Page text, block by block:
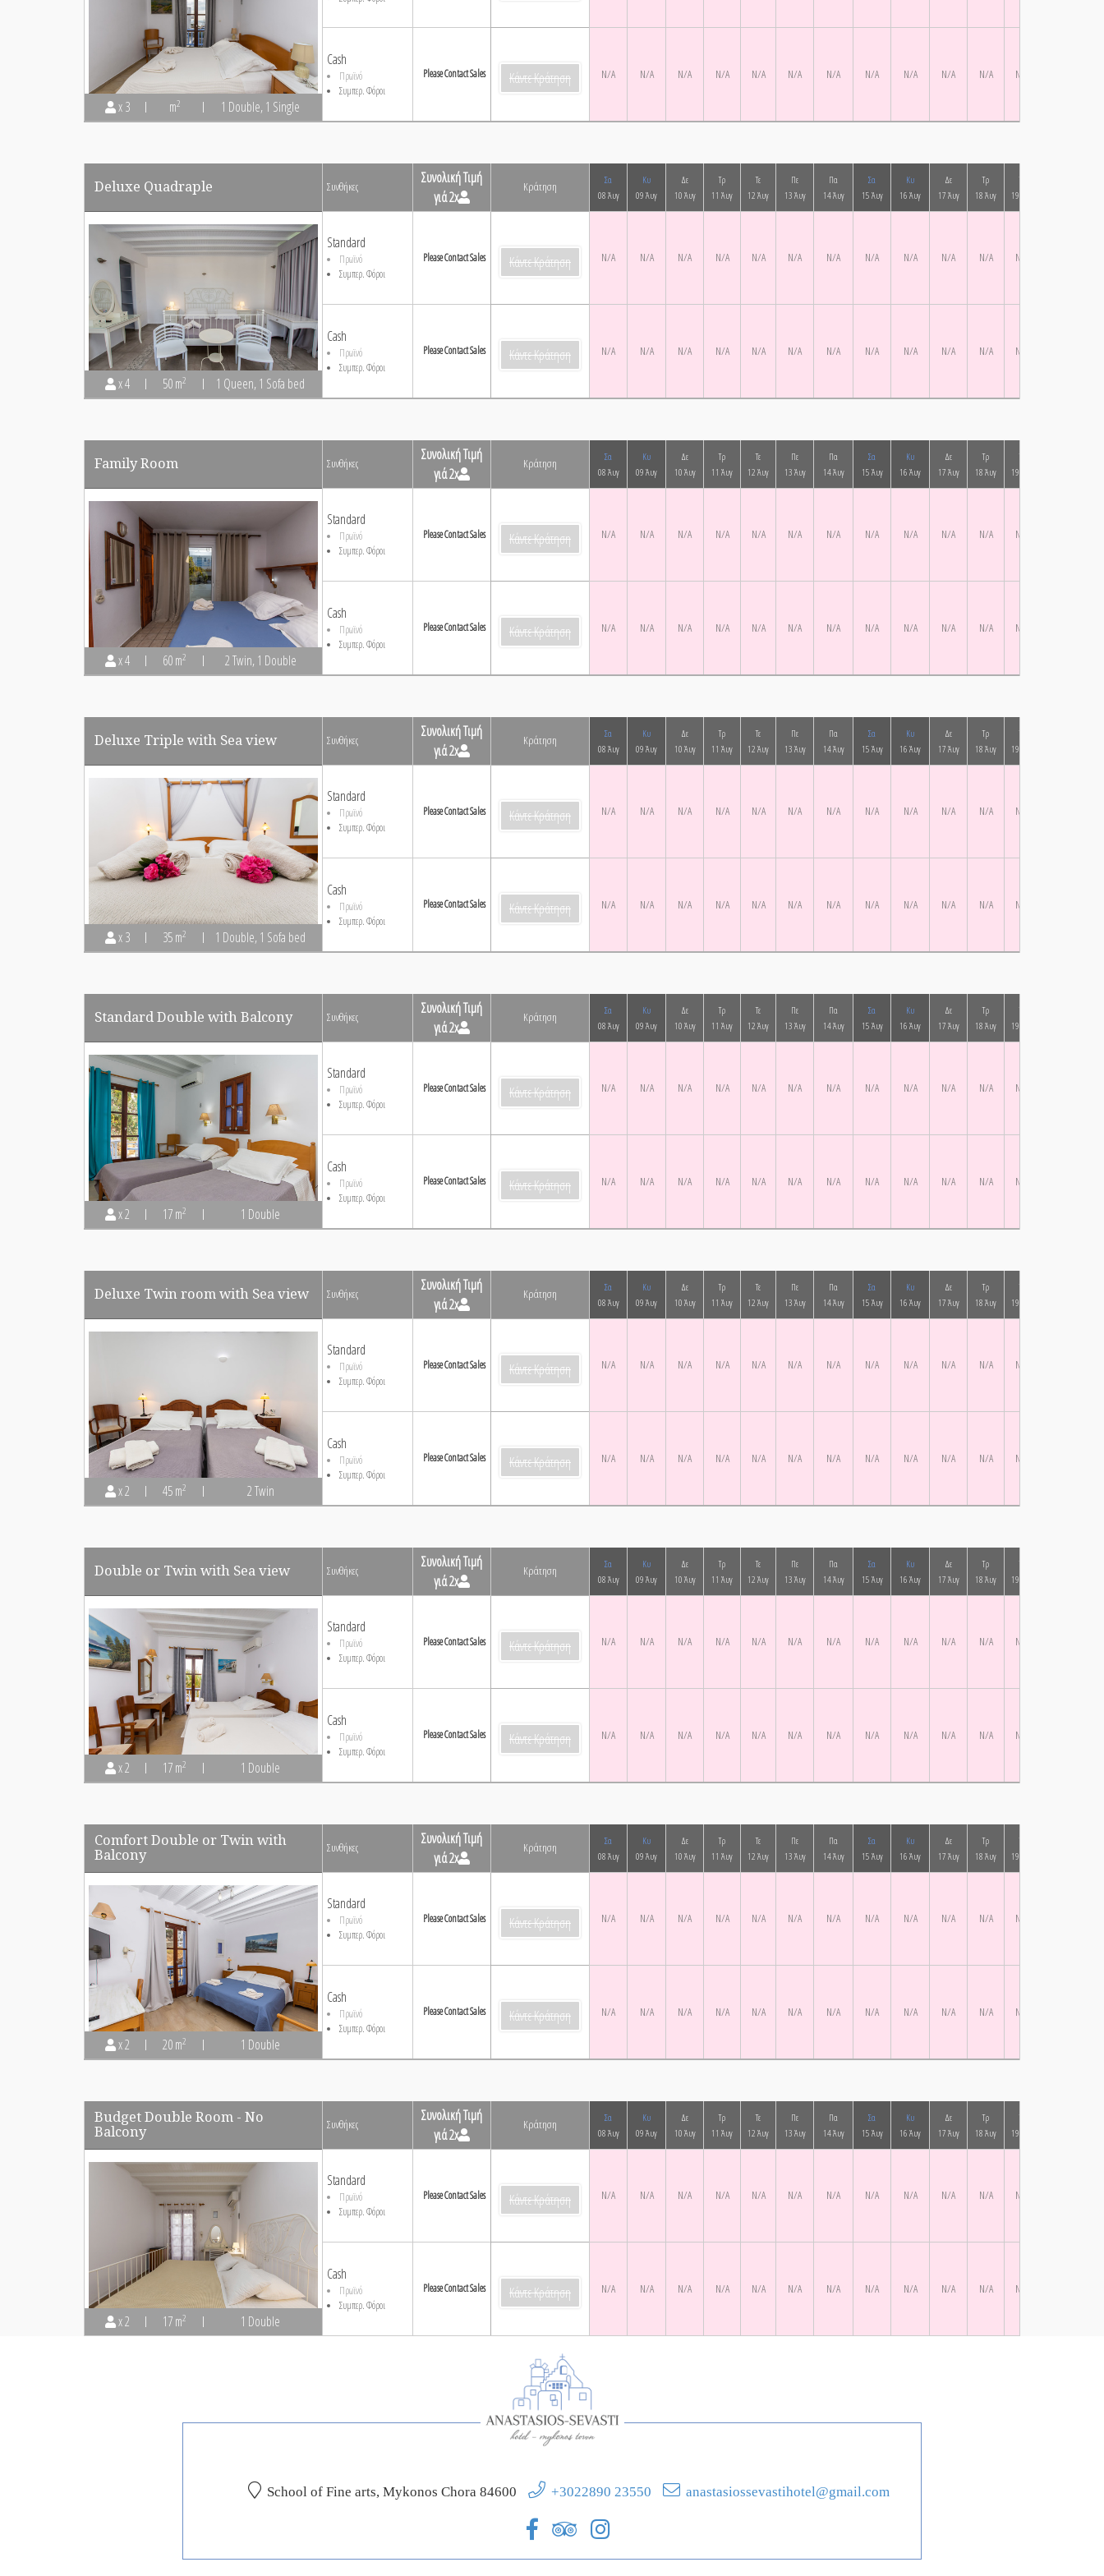
x 3 m2 1 Double, 1 Single
Cash
Πρωϊνό
Συμπερ. Φόροι
Please Contact Sales Κάντε Κράτηση N/A N/A N/A N/A N/A N/A N/A N/A N/A N/A N/A N/A
Deluxe Quadraple Συνθήκες
Συνολική Τιμή
γιά 2x
Κράτηση
Σα
08 Άυγ
Κυ
09 Άυγ
Δε
10 Άυγ
Τρ
11 Άυγ
Τε
12 Άυγ
Πε
13 Άυγ
Πα
14 Άυγ
Σα
15 Άυγ
Κυ
16 Άυγ
Δε
17 Άυγ
Τρ
18 Άυγ
19 Άυγ
x 4 50 m2 1 Queen, 1 Sofa bed
Standard
Πρωϊνό
Συμπερ. Φόροι
Please Contact Sales Κάντε Κράτηση N/A N/A N/A N/A N/A N/A N/A N/A N/A N/A N/A N/A
Cash
Πρωϊνό
Συμπερ. Φόροι
Please Contact Sales Κάντε Κράτηση N/A N/A N/A N/A N/A N/A N/A N/A N/A N/A N/A N/A
Family Room Συνθήκες
Συνολική Τιμή
γιά 2x
Κράτηση
Σα
08 Άυγ
Κυ
09 Άυγ
Δε
10 Άυγ
Τρ
11 Άυγ
Τε
12 Άυγ
Πε
13 Άυγ
Πα
14 Άυγ
Σα
15 Άυγ
Κυ
16 Άυγ
Δε
17 Άυγ
Τρ
18 Άυγ
19 Άυγ
x 4 60 m2 2 Twin, 1 Double
Standard
Πρωϊνό
Συμπερ. Φόροι
Please Contact Sales Κάντε Κράτηση N/A N/A N/A N/A N/A N/A N/A N/A N/A N/A N/A N/A
Cash
Πρωϊνό
Συμπερ. Φόροι
Please Contact Sales Κάντε Κράτηση N/A N/A N/A N/A N/A N/A N/A N/A N/A N/A N/A N/A
Deluxe Triple with Sea view Συνθήκες
Συνολική Τιμή
γιά 2x
Κράτηση
Σα
08 Άυγ
Κυ
09 Άυγ
Δε
10 Άυγ
Τρ
11 Άυγ
Τε
12 Άυγ
Πε
13 Άυγ
Πα
14 Άυγ
Σα
15 Άυγ
Κυ
16 Άυγ
Δε
17 Άυγ
Τρ
18 Άυγ
19 Άυγ
x 3 35 m2 1 Double, 1 Sofa bed
Standard
Πρωϊνό
Συμπερ. Φόροι
Please Contact Sales Κάντε Κράτηση N/A N/A N/A N/A N/A N/A N/A N/A N/A N/A N/A N/A
Cash
Πρωϊνό
Συμπερ. Φόροι
Please Contact Sales Κάντε Κράτηση N/A N/A N/A N/A N/A N/A N/A N/A N/A N/A N/A N/A
Standard Double with Balcony Συνθήκες
Συνολική Τιμή
γιά 2x
Κράτηση
Σα
08 Άυγ
Κυ
09 Άυγ
Δε
10 Άυγ
Τρ
11 Άυγ
Τε
12 Άυγ
Πε
13 Άυγ
Πα
14 Άυγ
Σα
15 Άυγ
Κυ
16 Άυγ
Δε
17 Άυγ
Τρ
18 Άυγ
19 Άυγ
x 2 17 m2 1 Double
Standard
Πρωϊνό
Συμπερ. Φόροι
Please Contact Sales Κάντε Κράτηση N/A N/A N/A N/A N/A N/A N/A N/A N/A N/A N/A N/A
Cash
Πρωϊνό
Συμπερ. Φόροι
Please Contact Sales Κάντε Κράτηση N/A N/A N/A N/A N/A N/A N/A N/A N/A N/A N/A N/A
Deluxe Twin room with Sea view Συνθήκες
Συνολική Τιμή
γιά 2x
Κράτηση
Σα
08 Άυγ
Κυ
09 Άυγ
Δε
10 Άυγ
Τρ
11 Άυγ
Τε
12 Άυγ
Πε
13 Άυγ
Πα
14 Άυγ
Σα
15 Άυγ
Κυ
16 Άυγ
Δε
17 Άυγ
Τρ
18 Άυγ
19 Άυγ
x 2 45 m2 2 Twin
Standard
Πρωϊνό
Συμπερ. Φόροι
Please Contact Sales Κάντε Κράτηση N/A N/A N/A N/A N/A N/A N/A N/A N/A N/A N/A N/A
Cash
Πρωϊνό
Συμπερ. Φόροι
Please Contact Sales Κάντε Κράτηση N/A N/A N/A N/A N/A N/A N/A N/A N/A N/A N/A N/A
Double or Twin with Sea view Συνθήκες
Συνολική Τιμή
γιά 2x
Κράτηση
Σα
08 Άυγ
Κυ
09 Άυγ
Δε
10 Άυγ
Τρ
11 Άυγ
Τε
12 Άυγ
Πε
13 Άυγ
Πα
14 Άυγ
Σα
15 Άυγ
Κυ
16 Άυγ
Δε
17 Άυγ
Τρ
18 Άυγ
19 Άυγ
x 2 17 m2 1 Double
Standard
Πρωϊνό
Συμπερ. Φόροι
Please Contact Sales Κάντε Κράτηση N/A N/A N/A N/A N/A N/A N/A N/A N/A N/A N/A N/A
Cash
Πρωϊνό
Συμπερ. Φόροι
Please Contact Sales Κάντε Κράτηση N/A N/A N/A N/A N/A N/A N/A N/A N/A N/A N/A N/A
Comfort Double or Twin with
Balcony Συνθήκες
Συνολική Τιμή
γιά 2x
Κράτηση
Σα
08 Άυγ
Κυ
09 Άυγ
Δε
10 Άυγ
Τρ
11 Άυγ
Τε
12 Άυγ
Πε
13 Άυγ
Πα
14 Άυγ
Σα
15 Άυγ
Κυ
16 Άυγ
Δε
17 Άυγ
Τρ
18 Άυγ
19 Άυγ
x 2 20 m2 1 Double
Standard
Πρωϊνό
Συμπερ. Φόροι
Please Contact Sales Κάντε Κράτηση N/A N/A N/A N/A N/A N/A N/A N/A N/A N/A N/A N/A
Cash
Πρωϊνό
Συμπερ. Φόροι
Please Contact Sales Κάντε Κράτηση N/A N/A N/A N/A N/A N/A N/A N/A N/A N/A N/A N/A
Budget Double Room - No
Balcony Συνθήκες
Συνολική Τιμή
γιά 2x
Κράτηση
Σα
08 Άυγ
Κυ
09 Άυγ
Δε
10 Άυγ
Τρ
11 Άυγ
Τε
12 Άυγ
Πε
13 Άυγ
Πα
14 Άυγ
Σα
15 Άυγ
Κυ
16 Άυγ
Δε
17 Άυγ
Τρ
18 Άυγ
19 Άυγ
x 2 17 m2 1 Double
Standard
Πρωϊνό
Συμπερ. Φόροι
Please Contact Sales Κάντε Κράτηση N/A N/A N/A N/A N/A N/A N/A N/A N/A N/A N/A N/A
Cash
Πρωϊνό
Συμπερ. Φόροι
Please Contact Sales Κάντε Κράτηση N/A N/A N/A N/A N/A N/A N/A N/A N/A N/A N/A N/A
School of Fine arts, Mykonos Chora 84600 +3022890 23550 anastasiossevastihotel@gmail.com